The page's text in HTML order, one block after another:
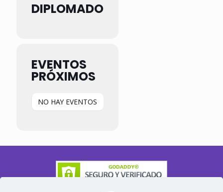
DIPLOMADO
EVENTOS
PRÓXIMOS
NO HAY EVENTOS